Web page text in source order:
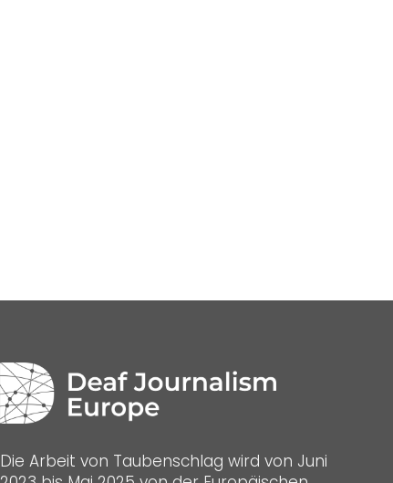
Die Arbeit von Taubenschlag wird von Juni